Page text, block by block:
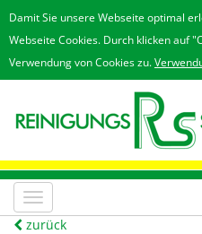
Damit Sie unsere Webseite optimal
Webseite Cookies. Durch klicken auf
Verwendung von Cookies zu.
MenÃ¼
an/aus
zurück